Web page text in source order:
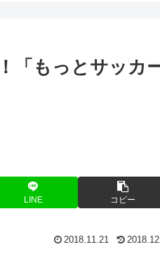
「もっとサッカ
LINE コピー
2018.11.21